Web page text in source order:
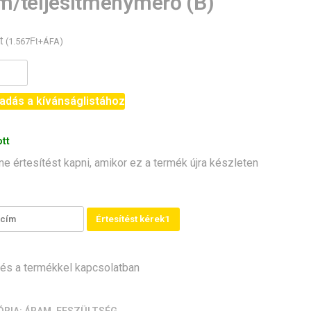
(1.567Ft+ÁFA)
a kívánságlistához
értesítést kapni, amikor ez a termék újra készleten
Értesítést kérek1
a termékkel kapcsolatban